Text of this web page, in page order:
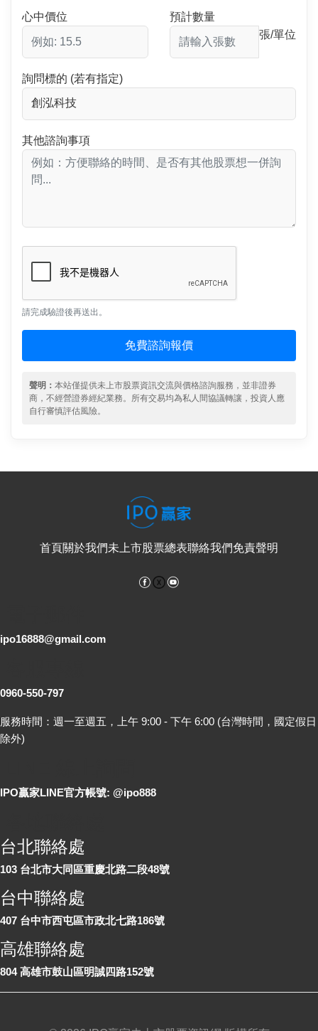
心中價位
預計數量
張/單位
詢問標的 (若有指定)
其他諮詢事項
請完成驗證後再送出。
免費諮詢報價
聲明： 本站僅提供未上市股票資訊交流與價格諮詢服務，並非證券
商，不經營證券經紀業務。所有交易均為私人間協議轉讓，投資人應
自行審慎評估風險。
首頁關於我們未上市股票總表聯絡我們免責聲明
Facebook
ipo16888@gmail.com
0960-550-797
服務時間：週一至週五，上午 9:00 - 下午 6:00 (台灣時間，國定假日
除外)
IPO贏家LINE官方帳號: @ipo888
台北聯絡處
103 台北市大同區重慶北路二段48號
台中聯絡處
407 台中市西屯區市政北七路186號
高雄聯絡處
804 高雄市鼓山區明誠四路152號